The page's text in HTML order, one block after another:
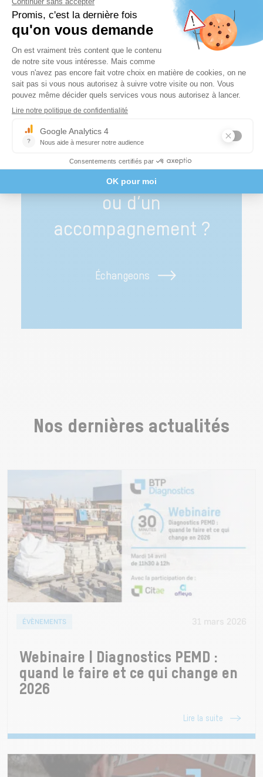
Et pour consulter l’ensemble de nos offres en France,
c’est juste ici.
Besoin d’un diagnostic
ou d’un
accompagnement ?
Échangeons
Nos dernières actualités
ÉVÈNEMENTS
Webinaire | Diagnostics PEMD :
quand le faire et ce qui change en
2026
Lire la suite